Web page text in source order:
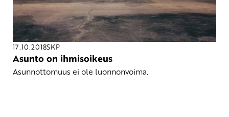
17.10.2018SKP
Asunto on ihmisoikeus
Asunnottomuus ei ole luonnonvoima.